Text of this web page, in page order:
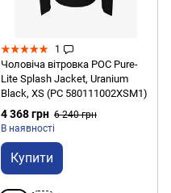
1
Чоловіча вітровка POC Pure-
Lite Splash Jacket, Uranium
Black, XS (PC 580111002XSM1)
4 368 грн 6 240 грн
В наявності
Купити